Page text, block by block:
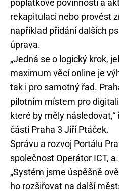
poplatkové povinnosti a
rekapitulaci nebo provést
například přidání dalších
úprava.
„Jedná se o logický krok,
maximum věcí online je
tak i pro samotný řad.
pilotním místem pro
které by měly
části Praha 3 Jiří Ptáček.
Správu a rozvoj Portálu
společnost Operátor ICT,
„Systém jsme úspěšně
ho rozšiřovat na další